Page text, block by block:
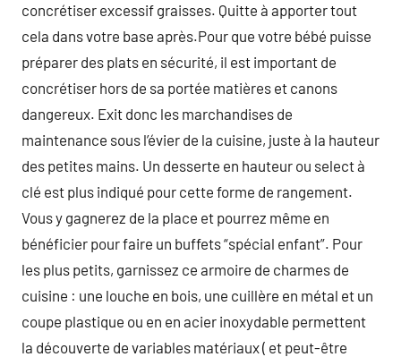
concrétiser excessif graisses. Quitte à apporter tout
cela dans votre base après.Pour que votre bébé puisse
préparer des plats en sécurité, il est important de
concrétiser hors de sa portée matières et canons
dangereux. Exit donc les marchandises de
maintenance sous l’évier de la cuisine, juste à la hauteur
des petites mains. Un desserte en hauteur ou select à
clé est plus indiqué pour cette forme de rangement.
Vous y gagnerez de la place et pourrez même en
bénéficier pour faire un buffets “spécial enfant”. Pour
les plus petits, garnissez ce armoire de charmes de
cuisine : une louche en bois, une cuillère en métal et un
coupe plastique ou en en acier inoxydable permettent
la découverte de variables matériaux ( et peut-être